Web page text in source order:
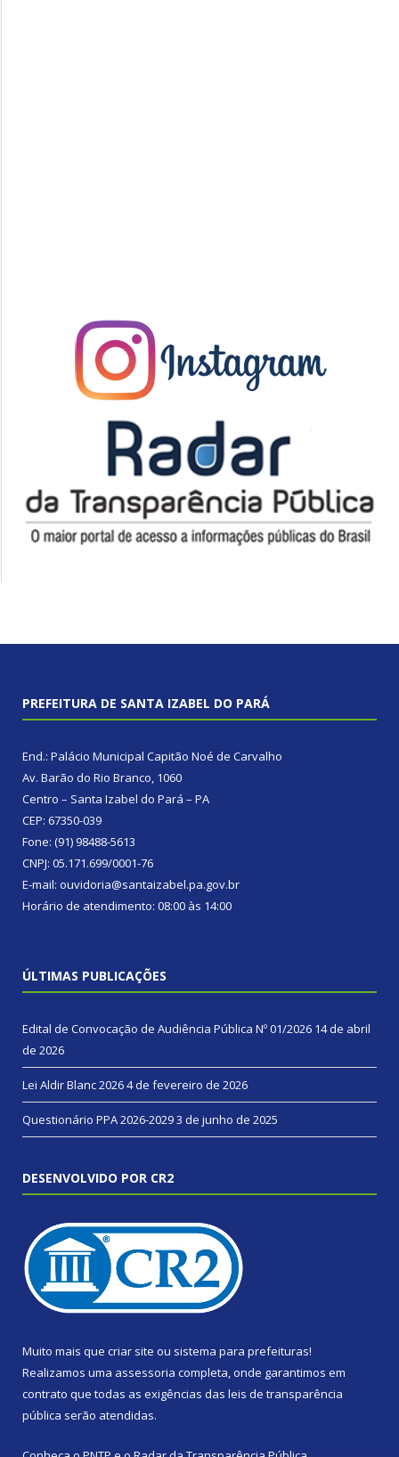
PREFEITURA DE SANTA IZABEL DO PARÁ
End.: Palácio Municipal Capitão Noé de Carvalho
Av. Barão do Rio Branco, 1060
Centro – Santa Izabel do Pará – PA
CEP: 67350-039
Fone: (91) 98488-5613
CNPJ: 05.171.699/0001-76
E-mail: ouvidoria@santaizabel.pa.gov.br
Horário de atendimento: 08:00 às 14:00
ÚLTIMAS PUBLICAÇÕES
Edital de Convocação de Audiência Pública Nº 01/2026 14 de abril
de 2026
Lei Aldir Blanc 20264 de fevereiro de 2026
Questionário PPA 2026-20293 de junho de 2025
DESENVOLVIDO POR CR2
Muito mais que criar site ou sistema para prefeituras!
Realizamos uma assessoria completa, onde garantimos em
contrato que todas as exigências das leis de transparência
pública serão atendidas.